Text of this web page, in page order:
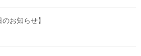
のお知らせ】